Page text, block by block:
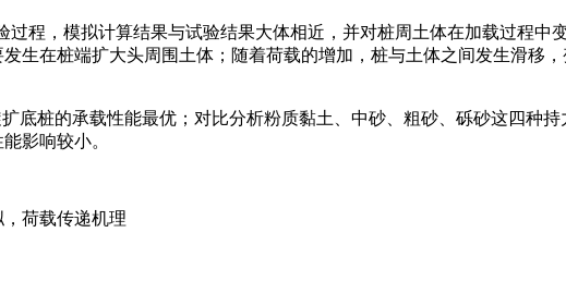
程，模拟计算结果与试验结果大体相近，并对桩周土体在加载过程中
生在桩端扩大头周围土体；随着荷载的增加，桩与土体之间发生滑移
底桩的承载性能最优；对比分析粉质黏土、中砂、粗砂、砾砂这四种
影响较小。
荷载传递机理